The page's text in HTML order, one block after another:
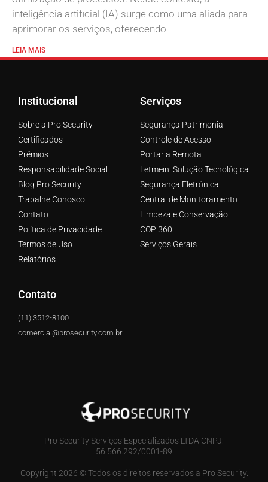
inteligência artificial (IA) surge como uma aliada para
aprimorar os serviços, oferecendo
LEIA MAIS
Institucional
Sobre a Pro Security
Certificados
Prêmios
Responsabilidade Social
Blog Pro Security
Trabalhe Conosco
Contato
Política de Privacidade
Termos de Uso
Relatórios
Serviços
Segurança Patrimonial
Controle de Acesso
Portaria Remota
Letmein: Solução Tecnológica
Segurança Eletrônica
Central de Monitoramento
Limpeza e Conservação
COP 360
Serviços Gerais
Contato
(11) 3512-8100
comercial@prosecurity.com.br
Pro Security Serviços Especializados LTDA CNPJ:
56.566.292/0001-89
Copyright 2026 © Todos os direitos reservados a Pro Security.